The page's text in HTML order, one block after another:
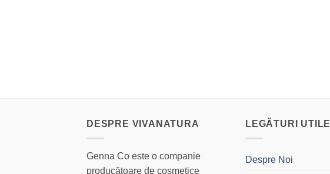
DESPRE VIVANATURA
Genna Co este o companie
producătoare de cosmetice
LEGĂTURI UTILE
Despre Noi